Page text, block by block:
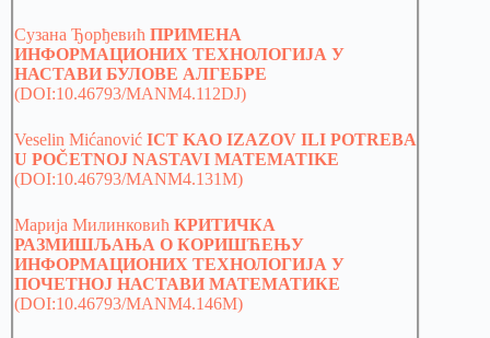
Сузана Ђорђевић ПРИМЕНА
ИНФОРМАЦИОНИХ ТЕХНОЛОГИЈА У
НАСТАВИ БУЛОВЕ АЛГЕБРЕ
(DOI:10.46793/MANM4.112DJ)
Veselin Mićanović ICT KAO IZAZOV ILI POTREBA
U POČETNOJ NASTAVI MATEMATIKE
(DOI:10.46793/MANM4.131M)
Марија Милинковић КРИТИЧКА
РАЗМИШЉАЊА О КОРИШЋЕЊУ
ИНФОРМАЦИОНИХ ТЕХНОЛОГИЈА У
ПОЧЕТНОЈ НАСТАВИ МАТЕМАТИКЕ
(DOI:10.46793/MANM4.146M)